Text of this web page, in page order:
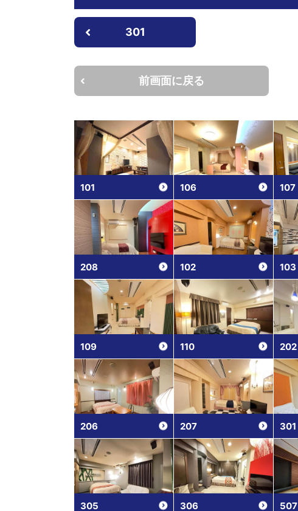
301
前画面に戻る
101 106 107
208 102 103
109 110 202
206 207 301
305 306 507